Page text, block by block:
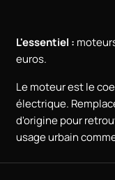
L'essentiel :
euros.
Le moteur est le
électrique.
d'origine pour
usage urbain